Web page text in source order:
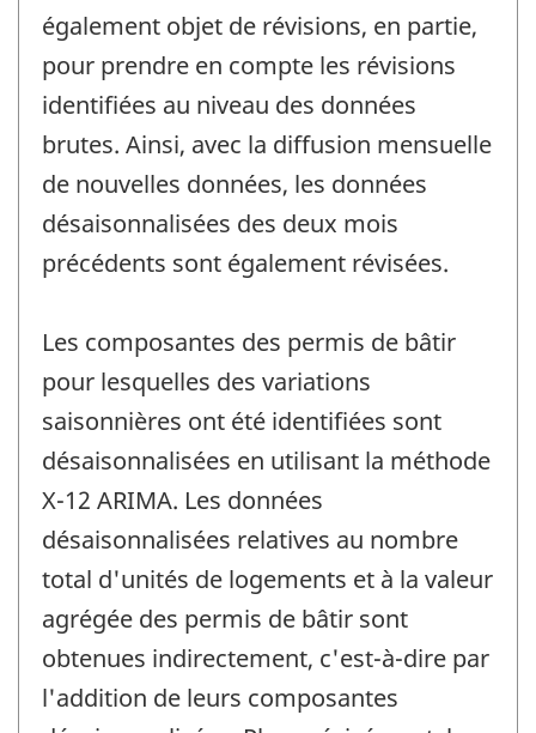
également objet de révisions, en partie,
pour prendre en compte les révisions
identifiées au niveau des données
brutes. Ainsi, avec la diffusion mensuelle
de nouvelles données, les données
désaisonnalisées des deux mois
précédents sont également révisées.
Les composantes des permis de bâtir
pour lesquelles des variations
saisonnières ont été identifiées sont
désaisonnalisées en utilisant la méthode
X-12 ARIMA. Les données
désaisonnalisées relatives au nombre
total d'unités de logements et à la valeur
agrégée des permis de bâtir sont
obtenues indirectement, c'est-à-dire par
l'addition de leurs composantes